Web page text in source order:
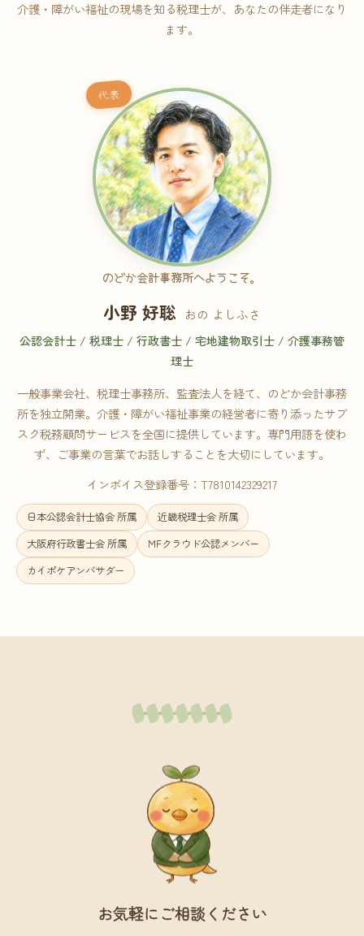
介護・障がい福祉の現場を知る税理士が、あなたの伴走者になり
ます。
代表
のどか会計事務所へようこそ。
小野 好聡 おの よしふさ
公認会計士 / 税理士 / 行政書士 / 宅地建物取引士 / 介護事務管
理士
一般事業会社、税理士事務所、監査法人を経て、のどか会計事務
所を独立開業。介護・障がい福祉事業の経営者に寄り添ったサブ
スク税務顧問サービスを全国に提供しています。専門用語を使わ
ず、ご事業の言葉でお話しすることを大切にしています。
インボイス登録番号：T7810142329217
日本公認会計士協会 所属
近畿税理士会 所属
大阪府行政書士会 所属
MFクラウド公認メンバー
カイポケアンバサダー
お気軽にご相談ください